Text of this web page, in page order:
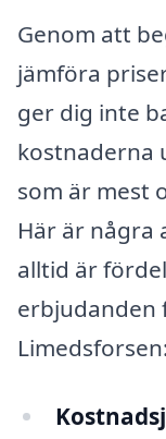
Genom att
jämföra
ger dig inte
kostnaderna
som är mest
Här är några
alltid är
erbjudanden
Limedsforsen: